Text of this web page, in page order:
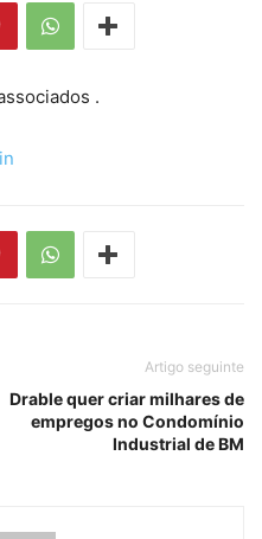
.
Artigo seguinte
Drable quer criar milhares de
empregos no Condomínio
Industrial de BM